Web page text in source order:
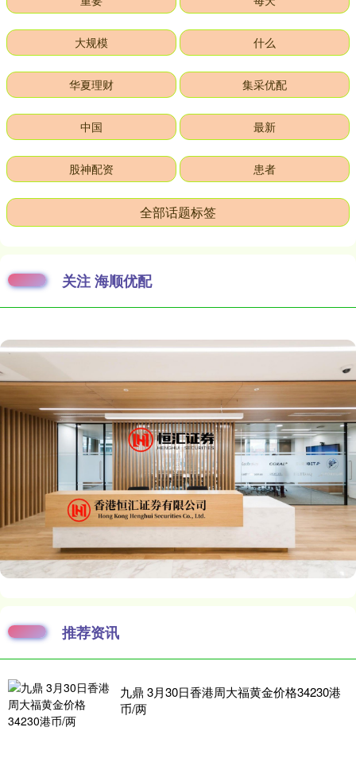
大规模 什么
华夏理财 集采优配
中国 最新
股神配资 患者
全部话题标签
关注 海顺优配
推荐资讯
九鼎 3月30日香港周大福黄金价格34230港
币/两